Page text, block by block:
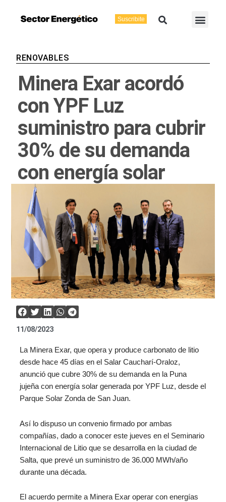
Suscribite Buscar
RENOVABLES
Minera Exar acordó
con YPF Luz
suministro para cubrir
30% de su demanda
con energía solar
11/08/2023
La Minera Exar, que opera y produce carbonato de litio
desde hace 45 días en el Salar Caucharí-Oraloz,
anunció que cubre 30% de su demanda en la Puna
jujeña con energía solar generada por YPF Luz, desde el
Parque Solar Zonda de San Juan.
Así lo dispuso un convenio firmado por ambas
compañías, dado a conocer este jueves en el Seminario
Internacional de Litio que se desarrolla en la ciudad de
Salta, que prevé un suministro de 36.000 MWh/año
durante una década.
El acuerdo permite a Minera Exar operar con energías